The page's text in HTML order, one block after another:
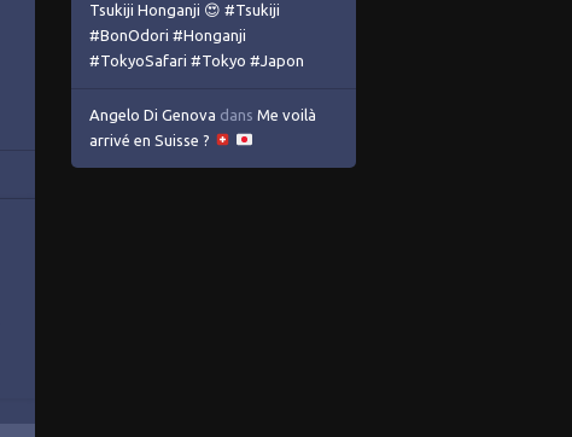
Tsukiji Honganji 😍 #Tsukiji
#BonOdori #Honganji
#TokyoSafari #Tokyo #Japon
Angelo Di Genova dans Me voilà
arrivé en Suisse ?